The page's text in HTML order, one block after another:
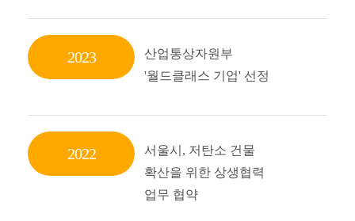
2023
산업통상자원부
'월드클래스 기업' 선정
2022
서울시, 저탄소 건물
확산을 위한 상생협력
업무 협약